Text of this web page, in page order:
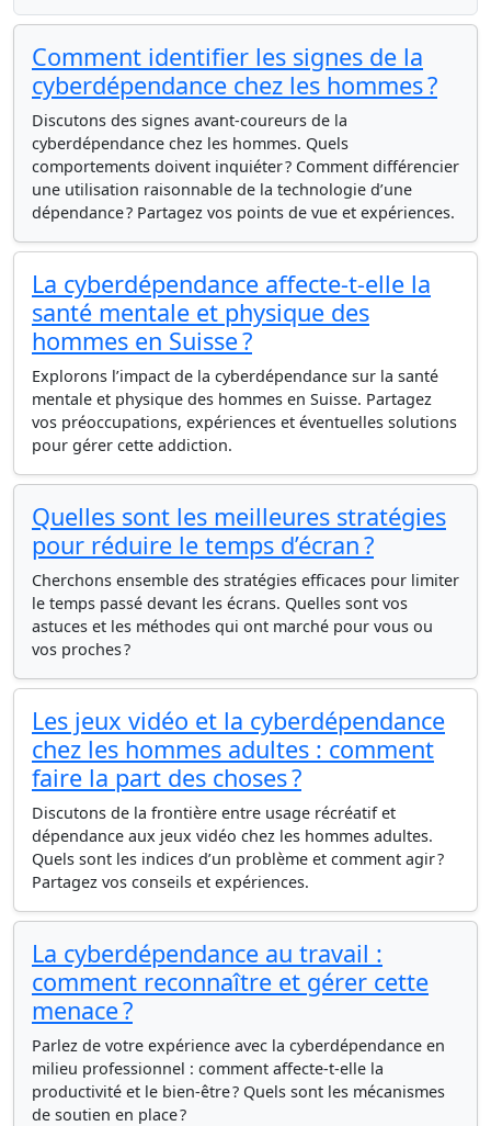
Comment identifier les signes de la
cyberdépendance chez les hommes ?
Discutons des signes avant-coureurs de la
cyberdépendance chez les hommes. Quels
comportements doivent inquiéter ? Comment différencier
une utilisation raisonnable de la technologie d’une
dépendance ? Partagez vos points de vue et expériences.
La cyberdépendance affecte-t-elle la
santé mentale et physique des
hommes en Suisse ?
Explorons l’impact de la cyberdépendance sur la santé
mentale et physique des hommes en Suisse. Partagez
vos préoccupations, expériences et éventuelles solutions
pour gérer cette addiction.
Quelles sont les meilleures stratégies
pour réduire le temps d’écran ?
Cherchons ensemble des stratégies efficaces pour limiter
le temps passé devant les écrans. Quelles sont vos
astuces et les méthodes qui ont marché pour vous ou
vos proches ?
Les jeux vidéo et la cyberdépendance
chez les hommes adultes : comment
faire la part des choses ?
Discutons de la frontière entre usage récréatif et
dépendance aux jeux vidéo chez les hommes adultes.
Quels sont les indices d’un problème et comment agir ?
Partagez vos conseils et expériences.
La cyberdépendance au travail :
comment reconnaître et gérer cette
menace ?
Parlez de votre expérience avec la cyberdépendance en
milieu professionnel : comment affecte-t-elle la
productivité et le bien-être ? Quels sont les mécanismes
de soutien en place ?